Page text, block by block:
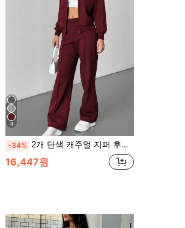
4
-34% 2개 단색 캐주얼 지퍼 후드티, 스포츠, 집, 사무실, 거리용 여성 스웨트셔츠, 봄, 가을, 겨울, 여름 휴가에 적합한 우아한 스타일
16,447원